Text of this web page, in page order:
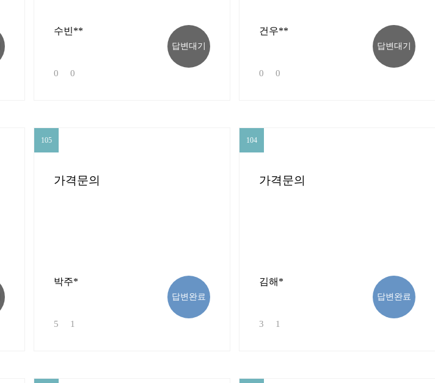
수빈**
답변대기
0 0
건우**
답변대기
0 0
105
105
가격문의
박주*
답변완료
5 1
104
104
가격문의
김해*
답변완료
3 1